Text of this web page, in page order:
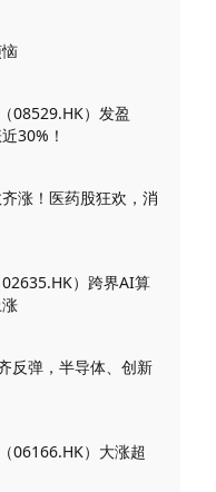
08529.HK）发盈
30%！
涨！医药股狂欢，消
02635.HK）跨界AI算
反弹，半导体、创新
06166.HK）大涨超